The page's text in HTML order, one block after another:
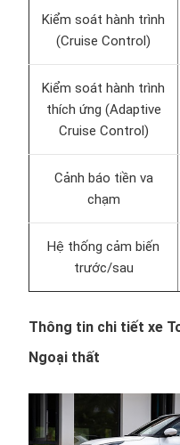
Kiểm soát hành trình
(Cruise Control)
Kiểm soát hành trình
thích ứng (Adaptive
Cruise Control)
Cảnh báo tiền va
chạm
Hệ thống cảm biến
trước/sau
Thông tin chi tiết xe
Ngoại thất